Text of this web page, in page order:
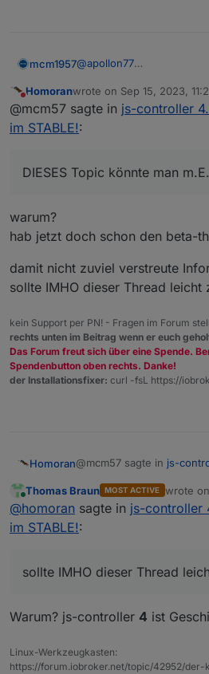
mcm1957@apollon77
DIESES Topic könnte man
mcm1957
Do not disturb
Homoranwrote on Sep 15, 2023,
last edited by
@mcm57 sagte in js-controller
im STABLE!:
DIESES Topic könnte man
warum?
hab jetzt doch schon den beta-
damit nicht zuviel verstreute
sollte IMHO dieser Thread leicht
kein Support per PN! - Fragen im Forum
rechts unten im Beitrag wenn er euch
Das Forum freut sich über eine Spende.
Spendenbutton oben rechts. Danke!
der Installationsfixer: curl -fsL https://
Homoran@mcm57 sagte in js-
DIESES Topic könnte
damit nicht zuviel
Online
Thomas Braun MOST ACTIVE wrote on
last
@homoran sagte in js-controller
im STABLE!:
sollte IMHO dieser Thread
Warum? js-controller 4 ist
Linux-Werkzeugkasten:
https://forum.iobroker.net/topic/42952/